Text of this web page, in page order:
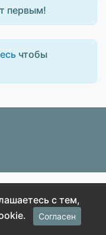
первым!
чтобы
с тем,
Согласен